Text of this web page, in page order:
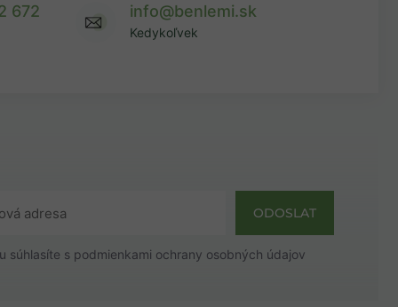
672 info@benlemi.sk
Kedykoľvek
ODOSLAT
súhlasíte s podmienkami ochrany osobných údajov